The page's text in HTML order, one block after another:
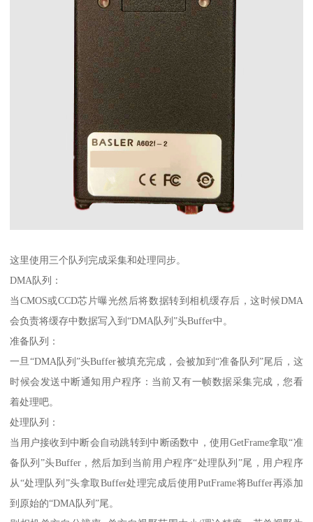
这里使用三个队列完成采集和处理同步。
DMA队列：
当CMOS或CCD芯片曝光然后将数据转到相机缓存后，这时候DMA
会负责将缓存中数据写入到“DMA队列”头Buffer中。
准备队列：
一旦“DMA队列”头Buffer被填充完成，会被加到“准备队列”尾后，这
时候会发送中断通知用户程序：当前又有一帧数据采集完成，您看
着处理吧。
处理队列：
当用户接收到中断会自动跳转到中断函数中，使用GetFrame拿取“准
备队列”头Buffer，然后加到当前用户程序“处理队列”尾，用户程序
从“处理队列”头拿取Buffer处理完成后使用PutFrame将Buffer再添加
到原始的“DMA队列”尾。